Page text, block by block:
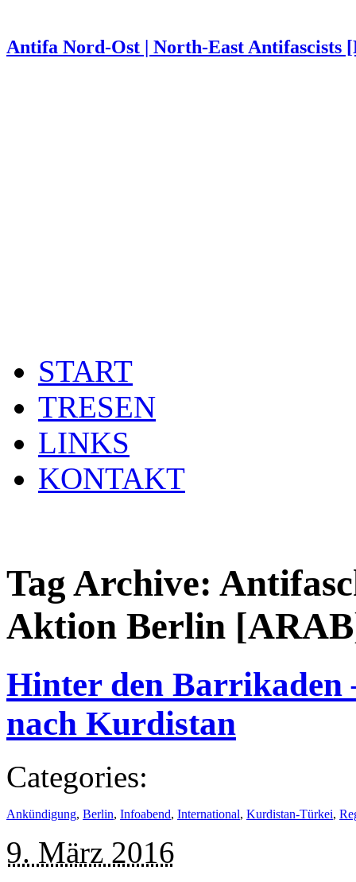
Antifa Nord-Ost | North-East Antifascists
START
TRESEN
LINKS
KONTAKT
Tag Archive:
Aktion Berlin
Hinter den Barrikaden
nach Kurdistan
Categories:
Ankündigung, Berlin, Infoabend, International, Kurdistan-Türkei,
9. März 2016